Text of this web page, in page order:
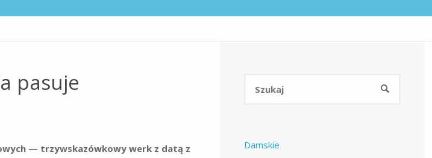
pasuje
— trzywskazówkowy werk z datą z
SZUKAJ
Damskie